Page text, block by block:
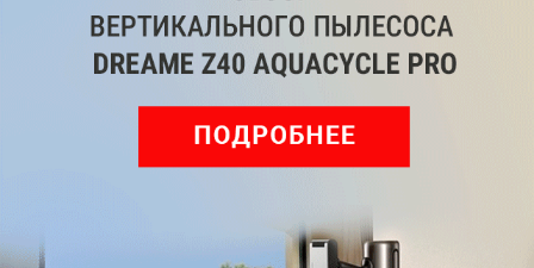
Читайте нас в соц. сетях
Дзен